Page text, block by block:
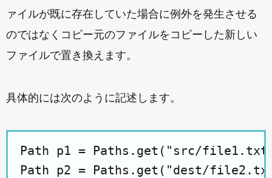
ァイルが既に存在していた場合に例外を発生させる
のではなくコピー元のファイルをコピーした新しい
ファイルで置き換えます。
具体的には次のように記述します。
Path p1 = Paths.get("src/
Path p2 = Paths.get("dest/